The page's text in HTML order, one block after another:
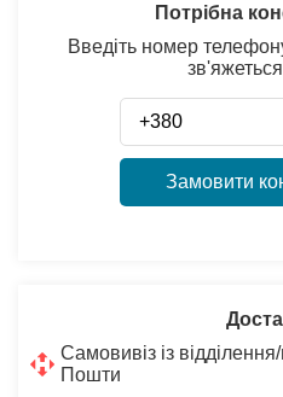
Потрібна
Введіть номер
Замовити
Самовивіз із
Пошти